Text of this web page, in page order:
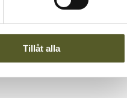
Tillåt alla